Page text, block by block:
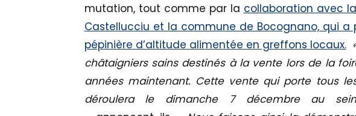
mutation, tout comme par la collaboration avec
Castellucciu et la commune de Bocognano, qui a
pépinière d’altitude alimentée en greffons locaux.
châtaigniers sains destinés à la vente lors de la
années maintenant. Cette vente qui porte tous
déroulera le dimanche 7 décembre au